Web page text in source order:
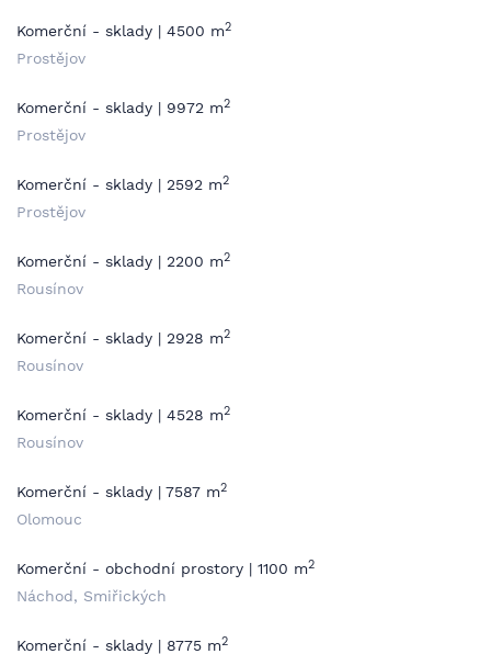
Komerční - sklady | 4500 m2
Prostějov
Komerční - sklady | 9972 m2
Prostějov
Komerční - sklady | 2592 m2
Prostějov
Komerční - sklady | 2200 m2
Rousínov
Komerční - sklady | 2928 m2
Rousínov
Komerční - sklady | 4528 m2
Rousínov
Komerční - sklady | 7587 m2
Olomouc
Komerční - obchodní prostory | 1100 m2
Náchod, Smiřických
Komerční - sklady | 8775 m2